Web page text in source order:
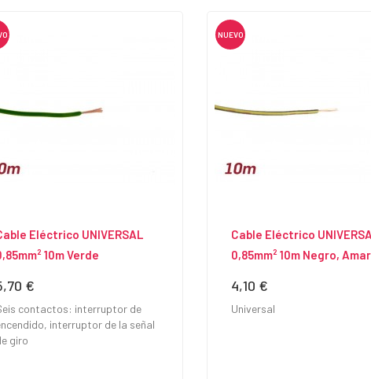
Eléctrico UNIVERSAL
10m Verde
€
contactos: interruptor de
interruptor de la señal
giro
NUEVO
Cable Eléctrico
0,85mm² 10m Negro,
Precio
4,10 €
Universal